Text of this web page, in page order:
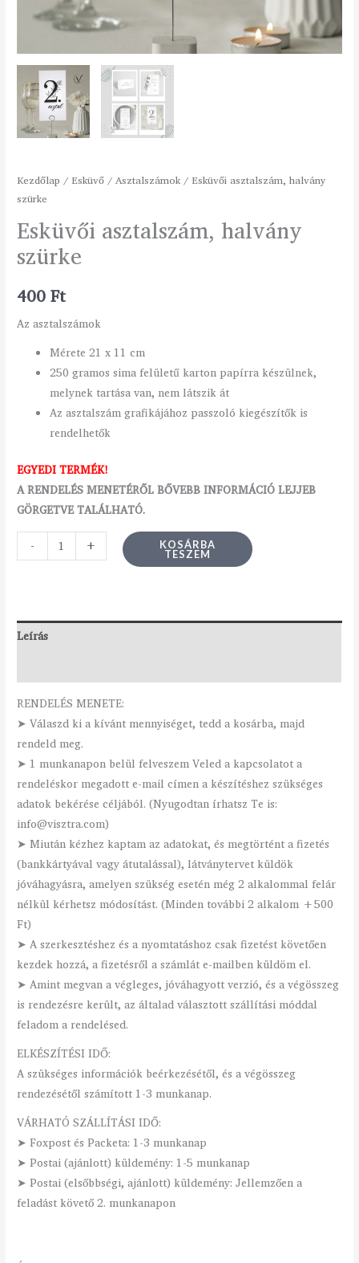
Kezdőlap / Esküvő/Asztalszámok/ Esküvői asztalszám, halvány
szürke
Esküvői asztalszám, halvány
szürke
400Ft
Az asztalszámok
Mérete 21 x 11 cm
250 gramos sima felületű karton papírra készülnek,
melynek tartása van, nem látszik át
Az asztalszám grafikájához passzoló kiegészítők is
rendelhetők
EGYEDI TERMÉK!
A RENDELÉS MENETÉRŐL BŐVEBB INFORMÁCIÓ LEJJEB
GÖRGETVE TALÁLHATÓ.
- + KOSÁRBA
TESZEM
Leírás
RENDELÉS MENETE:
➤ Válaszd ki a kívánt mennyiséget, tedd a kosárba, majd
rendeld meg.
➤ 1 munkanapon belül felveszem Veled a kapcsolatot a
rendeléskor megadott e-mail címen a készítéshez szükséges
adatok bekérése céljából. (Nyugodtan írhatsz Te is:
info@visztra.com)
➤ Miután kézhez kaptam az adatokat, és megtörtént a fizetés
(bankkártyával vagy átutalással), látványtervet küldök
jóváhagyásra, amelyen szükség esetén még 2 alkalommal felár
nélkül kérhetsz módosítást. (Minden további 2 alkalom +500
Ft)
➤ A szerkesztéshez és a nyomtatáshoz csak fizetést követően
kezdek hozzá, a fizetésről a számlát e-mailben küldöm el.
➤ Amint megvan a végleges, jóváhagyott verzió, és a végösszeg
is rendezésre került, az általad választott szállítási móddal
feladom a rendelésed.
ELKÉSZÍTÉSI IDŐ:
A szükséges információk beérkezésétől, és a végösszeg
rendezésétől számított 1-3 munkanap.
VÁRHATÓ SZÁLLÍTÁSI IDŐ:
➤ Foxpost és Packeta: 1-3 munkanap
➤ Postai (ajánlott) küldemény: 1-5 munkanap
➤ Postai (elsőbbségi, ajánlott) küldemény: Jellemzően a
feladást követő 2. munkanapon